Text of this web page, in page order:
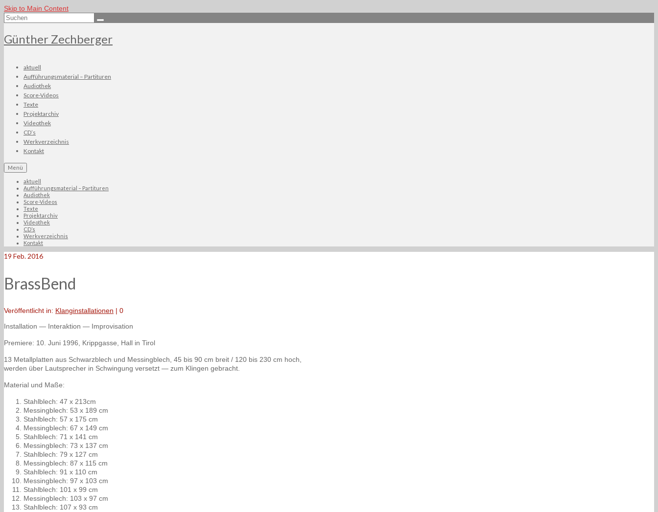
Skip to Main Content
Suchen
nach:
Günther Zechberger
aktuell
Aufführungsmaterial – Partituren
Audiothek
Score-Videos
Texte
Projektarchiv
Videothek
CD’s
Werkverzeichnis
Kontakt
Menü
aktuell
Aufführungsmaterial – Partituren
Audiothek
Score-Videos
Texte
Projektarchiv
Videothek
CD’s
Werkverzeichnis
Kontakt
19 Feb. 2016
BrassBend
Veröffentlicht in: Klanginstallationen | 0
Installation — Interaktion — Improvisation
Premiere: 10. Juni 1996, Krippgasse, Hall in Tirol
13 Metallplatten aus Schwarzblech und Messingblech, 45 bis 90 cm breit / 120 bis 230 cm hoch,
werden über Lautsprecher in Schwingung versetzt — zum Klingen gebracht.
Material und Maße:
Stahlblech: 47 x 213cm
Messingblech: 53 x 189 cm
Stahlblech: 57 x 175 cm
Messingblech: 67 x 149 cm
Stahlblech: 71 x 141 cm
Messingblech: 73 x 137 cm
Stahlblech: 79 x 127 cm
Messingblech: 87 x 115 cm
Stahlblech: 91 x 110 cm
Messingblech: 97 x 103 cm
Stahlblech: 101 x 99 cm
Messingblech: 103 x 97 cm
Stahlblech: 107 x 93 cm